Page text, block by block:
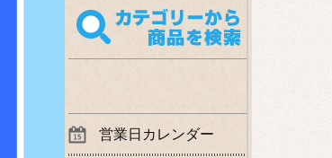
営業日カレンダー